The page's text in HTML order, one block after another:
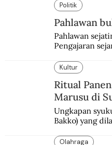
Politik
Pahlawan
Pahlawan
Pengajaran
Kultur
Ritual
Marusu di
Ungkapan
Bakko) yang
Olahraga